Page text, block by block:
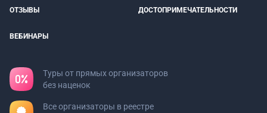
ОТЗЫВЫ ДОСТОПРИМЕЧАТЕЛЬНОСТИ
ВЕБИНАРЫ
Туры от прямых организаторов
без наценок
Все организаторы в реестре